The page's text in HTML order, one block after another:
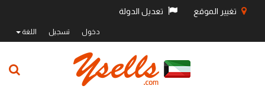
تغيير الموقع تعديل الدولة
دخول تسجيل اللغة